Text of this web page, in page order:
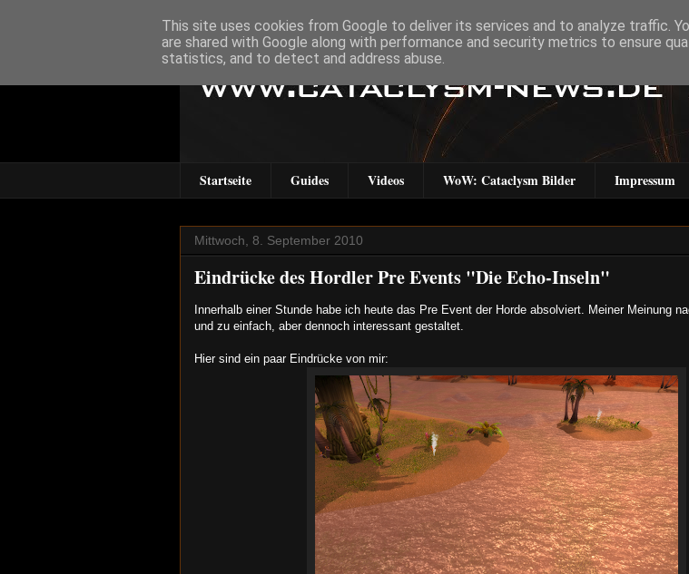
Startseite Guides Videos WoW: Cataclysm Bilder Impressum
Mittwoch, 8. September 2010
Eindrücke des Hordler Pre Events "Die Echo-Inseln"
Innerhalb einer Stunde habe ich heute das Pre Event der Horde absolviert. Meiner Meinung
und zu einfach, aber dennoch interessant gestaltet.
Hier sind ein paar Eindrücke von mir:
This site uses cookies from Google to deliver its services and to analyze traffic.
are shared with Google along with performance and security metrics to ensure
statistics, and to detect and address abuse.